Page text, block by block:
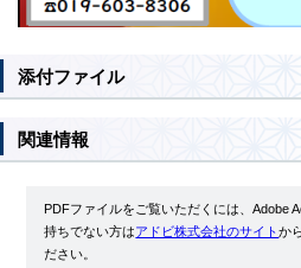
添付ファイル
関連情報
PDFファイルをご覧いただくには、Adobe
持ちでない方はアドビ株式会社のサイトか
ださい。